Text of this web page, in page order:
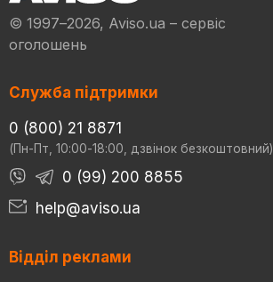
© 1997–2026, Aviso.ua – сервіс
оголошень
Служба підтримки
0 (800) 21 8871
(Пн-Пт, 10:00-18:00, дзвінок безкоштовний)
0 (99) 200 8855
help@aviso.ua
Відділ реклами